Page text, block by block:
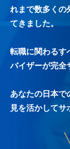
れまで数多くの
てきました。
転職に関わるす
バイザーが完全
あなたの日本で
見を活かしてサ